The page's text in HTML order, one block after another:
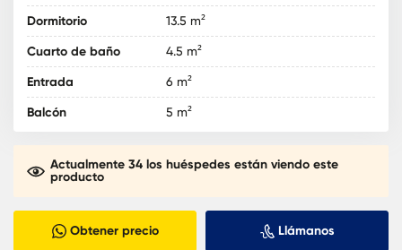
Dormitorio 13.5 m²
Cuarto de baño 4.5 m²
Entrada 6 m²
Balcón 5 m²
Actualmente 34 los huéspedes están viendo este
producto
Obtener precio Llámanos